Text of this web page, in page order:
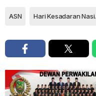
ASN Hari